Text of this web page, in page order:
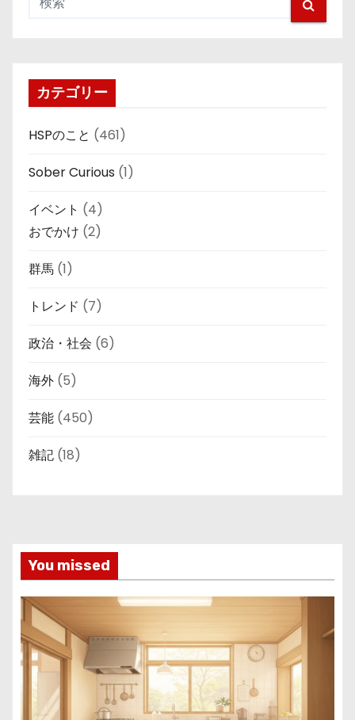
カテゴリー
HSPのこと (461)
Sober Curious (1)
イベント (4)
おでかけ (2)
群馬 (1)
トレンド (7)
政治・社会 (6)
海外 (5)
芸能 (450)
雑記 (18)
You missed